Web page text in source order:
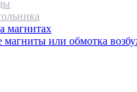
магнитах
или обмотка